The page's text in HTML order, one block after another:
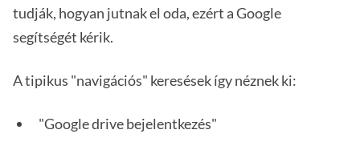
tudják, hogyan jutnak el oda, ezért a Google
segítségét kérik.
A tipikus "navigációs" keresések így néznek ki:
"Google drive bejelentkezés"